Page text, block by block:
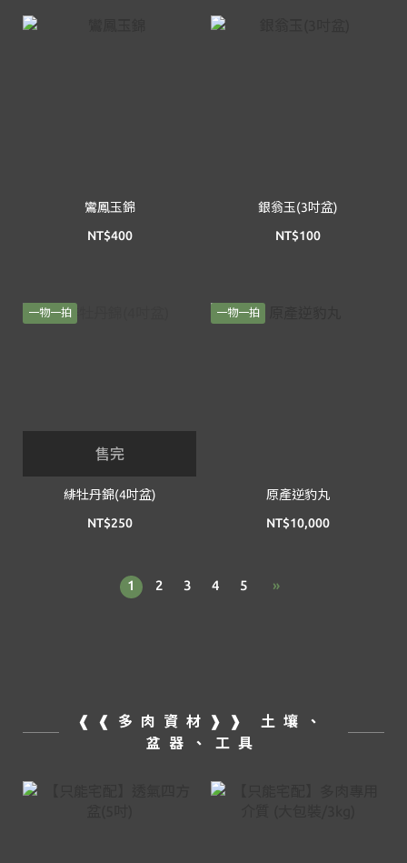
鸞鳳玉錦
NT$400
銀翁玉(3吋盆)
NT$100
一物一拍
售完
緋牡丹錦(4吋盆)
NT$250
一物一拍
原產逆豹丸
NT$10,000
1 2 3 4 5 »
❰❰多肉資材❱❱ 土壤、
盆器、工具